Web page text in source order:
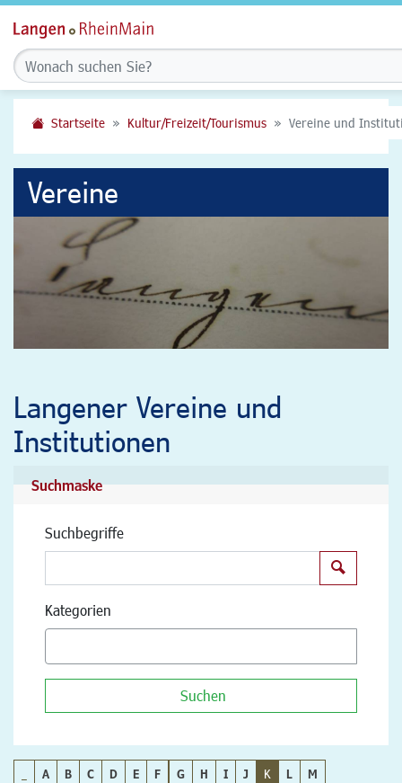
Startseite Kultur/Freizeit/Tourismus Vereine und
Vereine
Langener Vereine und
Institutionen
Suchmaske
Suchbegriffe
Kategorien
Suchen
A B C D E F G H I J K L
M